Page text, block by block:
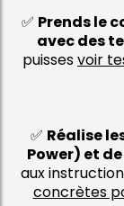
✅ Prends le
avec des
puissesvoir
✅ Réalise
Power) et
aux
concrètes